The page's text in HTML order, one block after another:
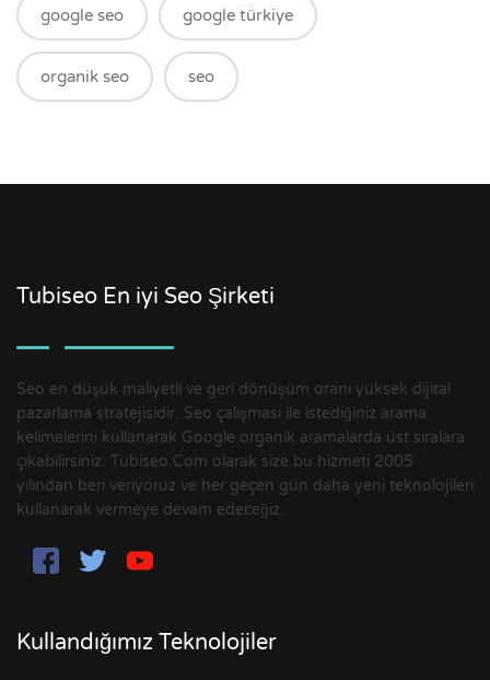
google seo google türkiye
organik seo seo
Tubiseo En iyi Seo Şirketi
Seo en düşük maliyetli ve geri dönüşüm oranı yüksek dijital
pazarlama stratejisidir. Seo çalışması ile istediğiniz arama
kelimelerini kullanarak Google organik aramalarda üst sıralara
çıkabilirsiniz. Tubiseo.Com olarak size bu hizmeti 2005
yılından beri veriyoruz ve her geçen gün daha yeni teknolojileri
kullanarak vermeye devam edeceğiz.
Kullandığımız Teknolojiler